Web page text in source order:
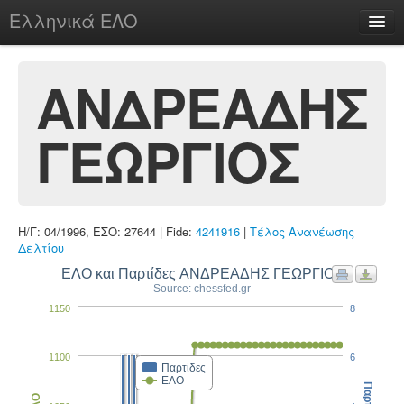
Ελληνικά ΕΛΟ
chesstu.be @ discord
Login
ΑΝΔΡΕΑΔΗΣ
ΓΕΩΡΓΙΟΣ
Η/Γ: 04/1996, ΕΣΟ: 27644 | Fide: 4241916 | Τέλος Ανανέωσης
Δελτίου
ΕΛΟ και Παρτίδες ΑΝΔΡΕΑΔΗΣ ΓΕΩΡΓΙΟΣ
Source: chessfed.gr
Παρτίδες
ΕΛΟ
1100
1150
6
8